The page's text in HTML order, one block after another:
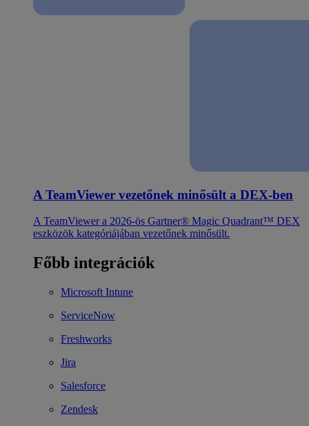
A TeamViewer vezetőnek minősült a DEX-ben
A TeamViewer a 2026-ös Gartner® Magic Quadrant™ DEX
eszközök kategóriájában vezetőnek minősült.
Főbb integrációk
Microsoft Intune
ServiceNow
Freshworks
Jira
Salesforce
Zendesk